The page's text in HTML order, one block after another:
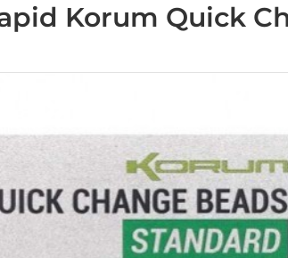
Korum Quick